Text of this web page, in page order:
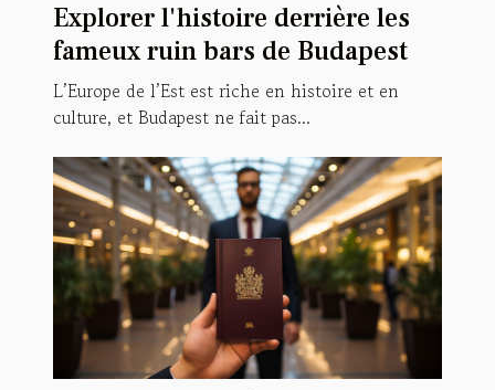
Explorer l'histoire derrière les
fameux ruin bars de Budapest
L’Europe de l’Est est riche en histoire et en
culture, et Budapest ne fait pas...